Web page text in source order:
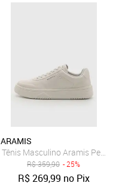
ARAMIS
Tênis Masculino Aramis Peak
R$359,90 - 25%
R$269,99 no Pix